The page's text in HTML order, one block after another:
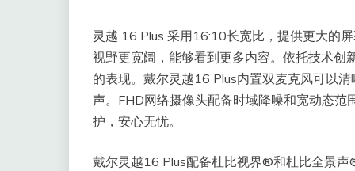
灵越 16 Plus 采用16:10长宽比，提供更大的
视野更宽阔，能够看到更多内容。依托技术创
的表现。戴尔灵越16 Plus内置双麦克风可以
声。FHD网络摄像头配备时域降噪和宽动态
护，安心无忧。
戴尔灵越16 Plus配备杜比视界®和杜比全景